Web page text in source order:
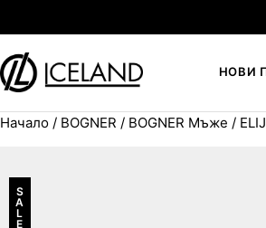
НОВИ
Начало / BOGNER / BOGNER Мъже /
S
A
L
E